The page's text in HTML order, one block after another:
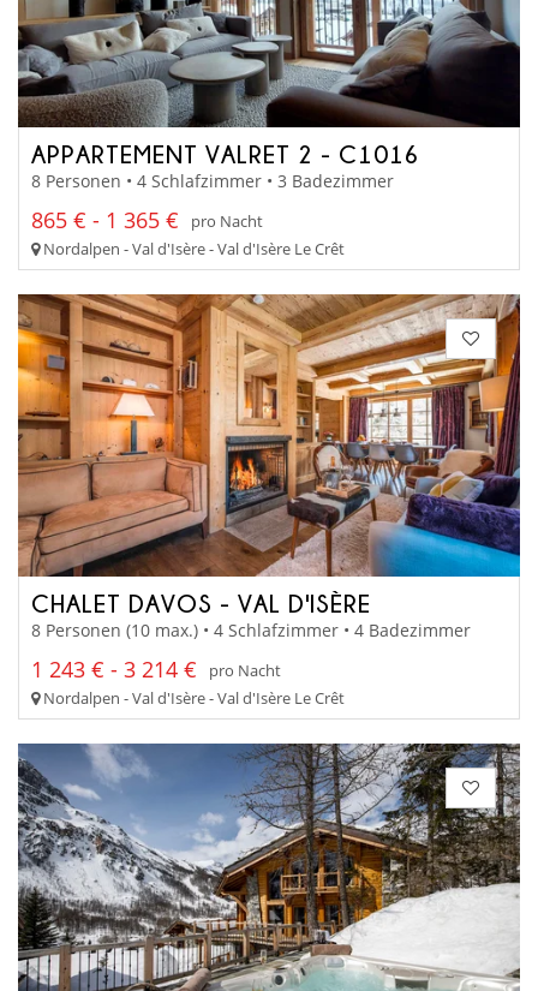
APPARTEMENT VALRET 2 - C1016
8 Personen • 4 Schlafzimmer • 3 Badezimmer
865 € - 1 365 €
pro Nacht
Nordalpen - Val d'Isère - Val d'Isère Le Crêt
CHALET DAVOS - VAL D'ISÈRE
8 Personen (10 max.) • 4 Schlafzimmer • 4 Badezimmer
1 243 € - 3 214 €
pro Nacht
Nordalpen - Val d'Isère - Val d'Isère Le Crêt